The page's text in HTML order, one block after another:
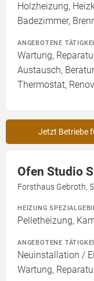
Holzheizung,
Badezimmer,
ANGEBOTENE
Wartung,
Austausch,
Thermostat,
Jetzt Betriebe
Ofen Studio
Forsthaus Gebroth,
HEIZUNG
Pelletheizung,
ANGEBOTENE
Neuinstallation /
Wartung,